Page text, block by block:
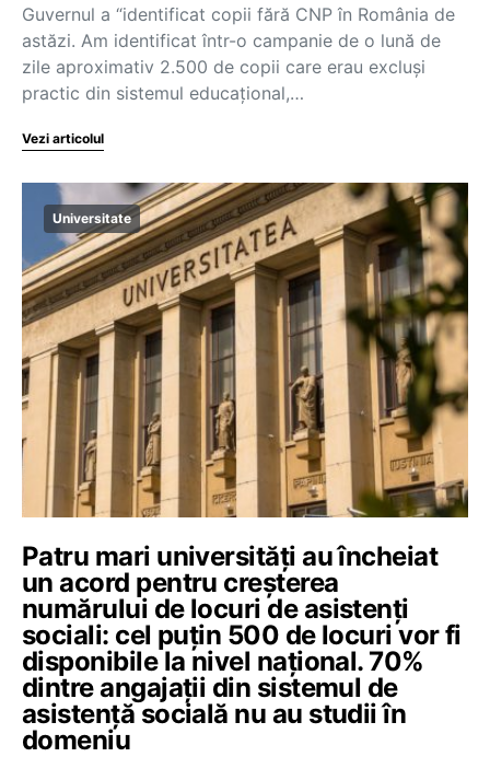
Guvernul a “identificat copii fără CNP în România de
astăzi. Am identificat într-o campanie de o lună de
zile aproximativ 2.500 de copii care erau excluși
practic din sistemul educațional,…
Vezi articolul
Universitate
Patru mari universități au încheiat
un acord pentru creșterea
numărului de locuri de asistenți
sociali: cel puțin 500 de locuri vor fi
disponibile la nivel național. 70%
dintre angajații din sistemul de
asistență socială nu au studii în
domeniu